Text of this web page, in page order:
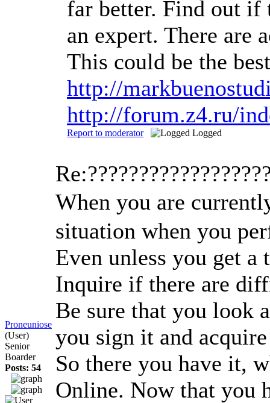
far better. Find out
an expert. There are
This could be the
http://
http://forum.z4.ru/
Report to moderator Logged
Proneuniose
(User)
Senior
Boarder
Posts: 54
When you are
situation when you
Even unless you get
Inquire if there are
Be sure that you look
you sign it and
So there you have it,
Online. Now that you